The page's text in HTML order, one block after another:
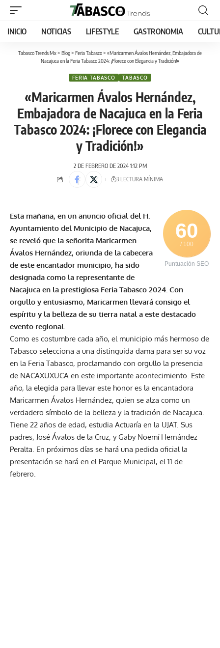
INICIO NOTICIAS LIFESTYLE GASTRONOMIA
Tabasco Trends Mx> Blog> Feria Tabasco> «Maricarmen Ávalos Hernández, Embajadora de
Nacajuca en la Feria Tabasco 2024: ¡Florece con Elegancia y Tradición!»
FERIA TABASCO TABASCO
«Maricarmen Ávalos Hernández,
Embajadora de Nacajuca en la Feria
Tabasco 2024: ¡Florece con Elegancia
y Tradición!»
2 DE FEBRERO DE 2024 1:12 PM
3 LECTURA MÍNIMA
60
/ 100
Puntuación SEO
Esta mañana, en un anuncio oficial del H.
Ayuntamiento del Municipio de Nacajuca,
se reveló que la señorita Maricarmen
Ávalos Hernández, oriunda de la cabecera
de este encantador municipio, ha sido
designada como la representante de
Nacajuca en la prestigiosa Feria Tabasco 2024. Con
orgullo y entusiasmo, Maricarmen llevará consigo el
espíritu y la belleza de su tierra natal a este destacado
evento regional.
Como es costumbre cada año, el municipio más hermoso de
Tabasco selecciona a una distinguida dama para ser su voz
en la Feria Tabasco, proclamando con orgullo la presencia
de NACAXUXUCA en este importante acontecimiento. Este
año, la elegida para llevar este honor es la encantadora
Maricarmen Ávalos Hernández, quien se alza como un
verdadero símbolo de la belleza y la tradición de Nacajuca.
Tiene 22 años de edad, estudia Actuaría en la UJAT. Sus
padres, José Ávalos de la Cruz, y Gaby Noemí Hernández
Peralta. En próximos días se hará una pedida oficial la
presentación se hará en el Parque Municipal, el 11 de
febrero.